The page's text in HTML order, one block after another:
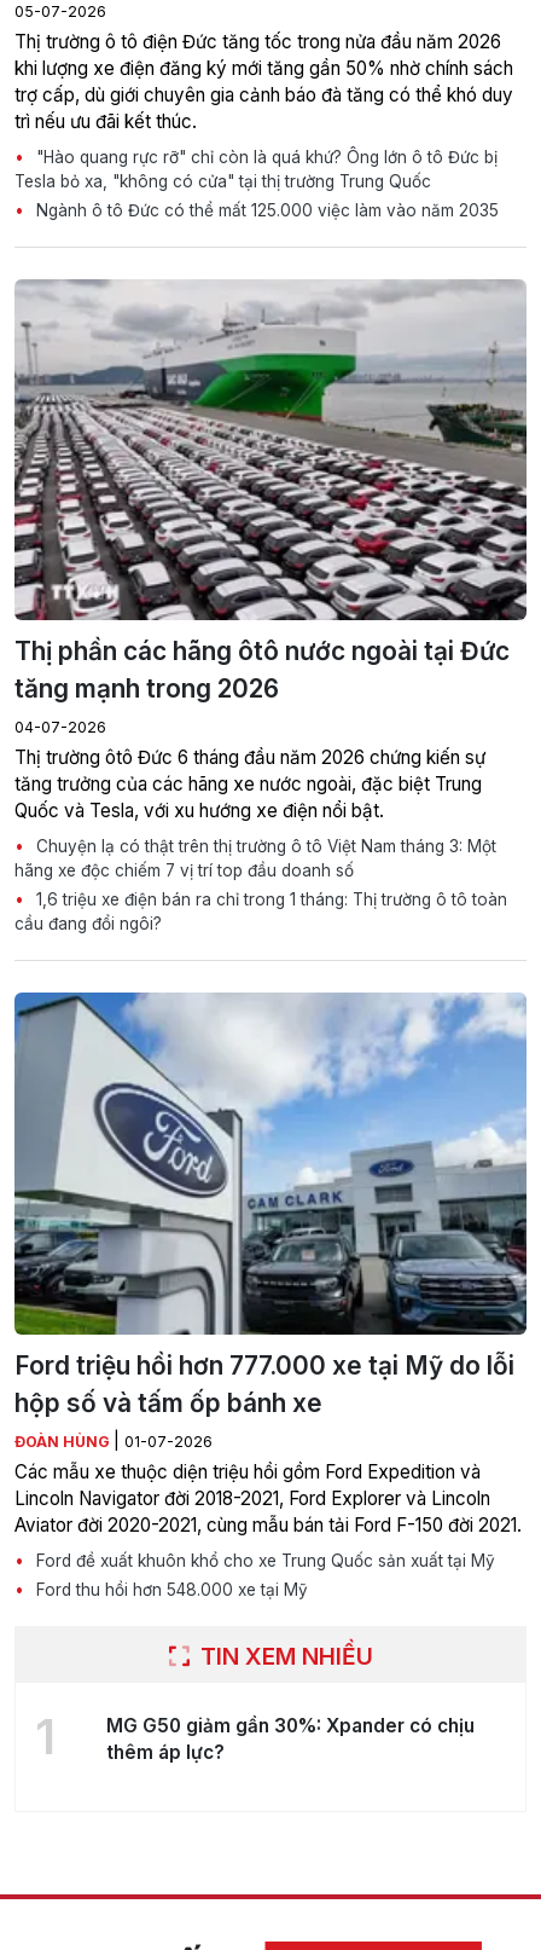
05-07-2026
Thị trường ô tô điện Đức tăng tốc trong nửa đầu năm 2026
khi lượng xe điện đăng ký mới tăng gần 50% nhờ chính sách
trợ cấp, dù giới chuyên gia cảnh báo đà tăng có thể khó duy
trì nếu ưu đãi kết thúc.
"Hào quang rực rỡ" chỉ còn là quá khứ? Ông lớn ô tô Đức bị
Tesla bỏ xa, "không có cửa" tại thị trường Trung Quốc
Ngành ô tô Đức có thể mất 125.000 việc làm vào năm 2035
Thị phần các hãng ôtô nước ngoài tại Đức
tăng mạnh trong 2026
04-07-2026
Thị trường ôtô Đức 6 tháng đầu năm 2026 chứng kiến sự
tăng trưởng của các hãng xe nước ngoài, đặc biệt Trung
Quốc và Tesla, với xu hướng xe điện nổi bật.
Chuyện lạ có thật trên thị trường ô tô Việt Nam tháng 3: Một
hãng xe độc chiếm 7 vị trí top đầu doanh số
1,6 triệu xe điện bán ra chỉ trong 1 tháng: Thị trường ô tô toàn
cầu đang đổi ngôi?
Ford triệu hồi hơn 777.000 xe tại Mỹ do lỗi
hộp số và tấm ốp bánh xe
ĐOÀN HÙNG 01-07-2026
Các mẫu xe thuộc diện triệu hồi gồm Ford Expedition và
Lincoln Navigator đời 2018-2021, Ford Explorer và Lincoln
Aviator đời 2020-2021, cùng mẫu bán tải Ford F-150 đời 2021.
Ford đề xuất khuôn khổ cho xe Trung Quốc sản xuất tại Mỹ
Ford thu hồi hơn 548.000 xe tại Mỹ
TIN XEM NHIỀU
1
MG G50 giảm gần 30%: Xpander có chịu
thêm áp lực?